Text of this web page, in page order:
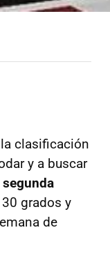
clasificación
y a buscar
grados y
de